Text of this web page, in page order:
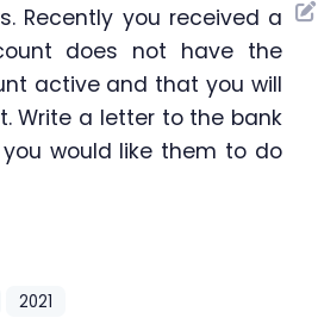
Recently you received a
does not have the
active and that you will
Write a letter to the bank
would like them to do
2021